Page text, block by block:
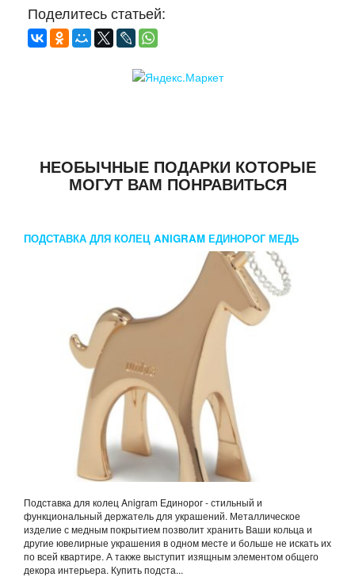
Поделитесь статьей:
НЕОБЫЧНЫЕ ПОДАРКИ КОТОРЫЕ
МОГУТ ВАМ ПОНРАВИТЬСЯ
ПОДСТАВКА ДЛЯ КОЛЕЦ ANIGRAM ЕДИНОРОГ МЕДЬ
Подставка для колец Anigram Единорог - стильный и
функциональный держатель для украшений. Металлическое
изделие с медным покрытием позволит хранить Ваши кольца и
другие ювелирные украшения в одном месте и больше не искать их
по всей квартире. А также выступит изящным элементом общего
декора интерьера. Купить подста...